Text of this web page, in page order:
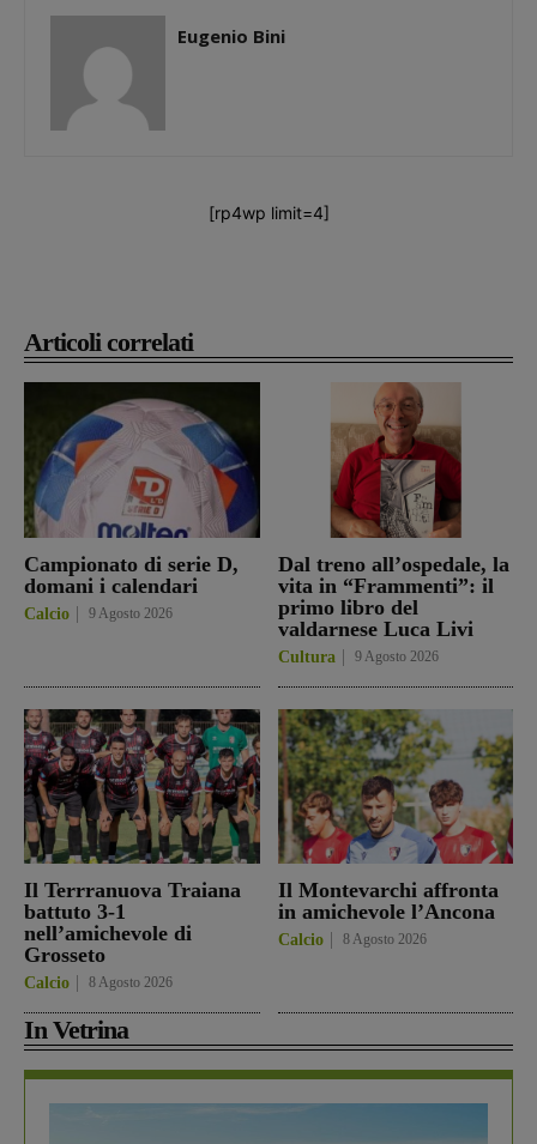
Articoli correlati
Campionato di serie D,
domani i calendari
Calcio 9 Agosto 2026
Dal treno all’ospedale, la
vita in “Frammenti”: il
primo libro del
valdarnese Luca Livi
Cultura 9 Agosto 2026
Il Terrranuova Traiana
battuto 3-1
nell’amichevole di
Grosseto
Calcio 8 Agosto 2026
Il Montevarchi affronta
in amichevole l’Ancona
Calcio 8 Agosto 2026
In Vetrina
Eugenio Bini
[rp4wp limit=4]